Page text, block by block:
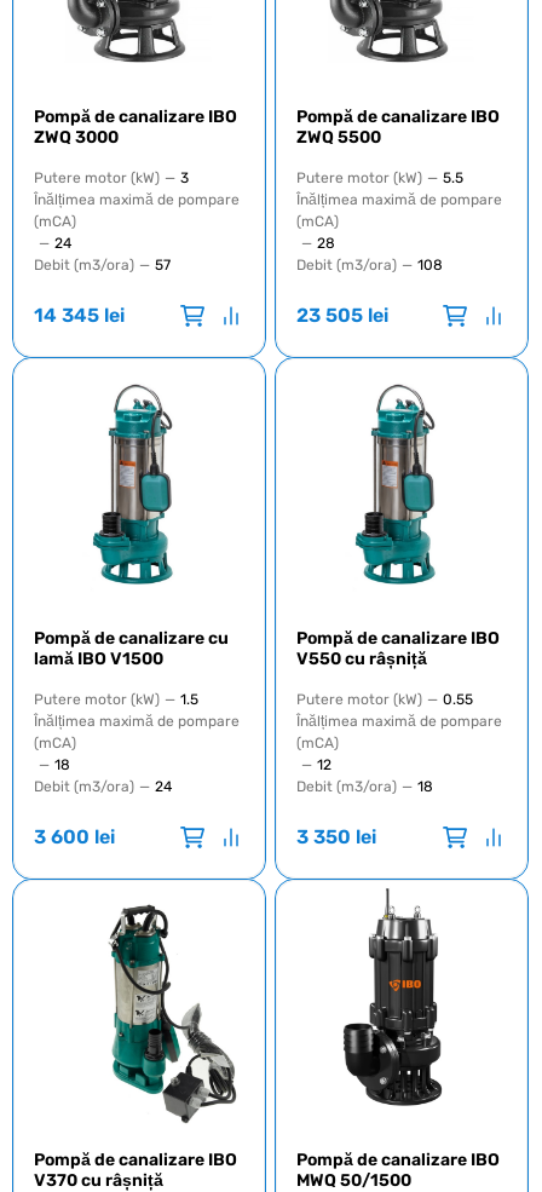
Pompă de canalizare IBO
ZWQ 3000
Putere motor (kW) — 3
Înălțimea maximă de pompare
(mCA)
— 24
Debit (m3/ora) — 57
14 345 lei
Pompă de canalizare IBO
ZWQ 5500
Putere motor (kW) — 5.5
Înălțimea maximă de pompare
(mCA)
— 28
Debit (m3/ora) — 108
23 505 lei
Pompă de canalizare cu
lamă IBO V1500
Putere motor (kW) — 1.5
Înălțimea maximă de pompare
(mCA)
— 18
Debit (m3/ora) — 24
3 600 lei
Pompă de canalizare IBO
V550 cu râșniță
Putere motor (kW) — 0.55
Înălțimea maximă de pompare
(mCA)
— 12
Debit (m3/ora) — 18
3 350 lei
Pompă de canalizare IBO
V370 cu râșniță
Pompă de canalizare IBO
MWQ 50/1500